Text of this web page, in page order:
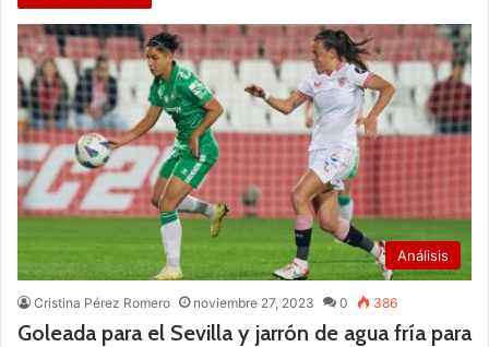
Análisis
Cristina Pérez Romero noviembre 27, 2023 0 386
Goleada para el Sevilla y jarrón de agua fría para